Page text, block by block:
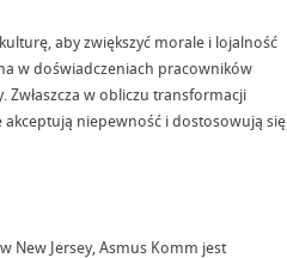
aby zwiększyć morale i lojalność
w doświadczeniach pracowników
Zwłaszcza w obliczu transformacji
niepewność i dostosowują się
New Jersey, Asmus Komm jest